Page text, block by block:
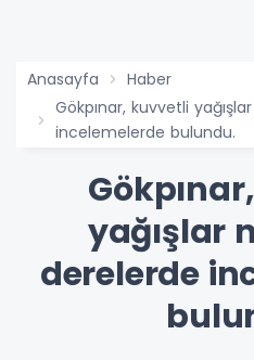
Anasayfa
Haber
Gökpınar, kuvvetli
incelemelerde bulundu.
yağışlar
derelerde